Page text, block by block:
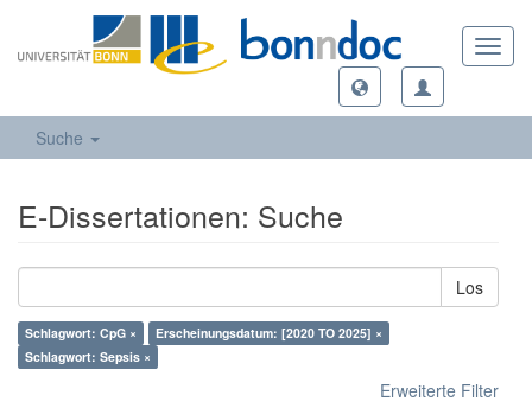
Suche
E-Dissertationen: Suche
Los
Schlagwort: CpG ×
Erscheinungsdatum: [2020 TO 2025] ×
Schlagwort: Sepsis ×
Erweiterte Filter